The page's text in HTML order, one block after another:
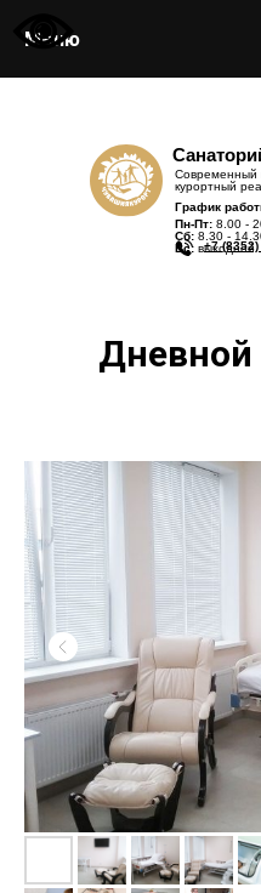
Меню
Современный
курортный
График
Пн-Пт: 8.00 -
Сб: 8.30 -
Вс: выходной
+7 (8352)
Дневной